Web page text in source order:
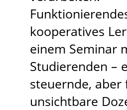
kooperatives
einem Seminar
Studierenden –
steuernde, aber
unsichtbare